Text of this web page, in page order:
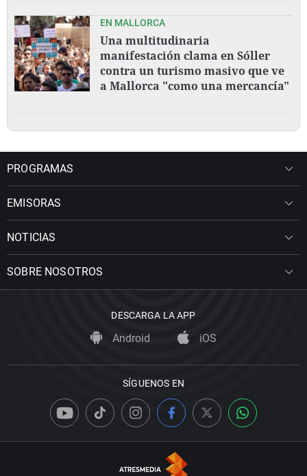
EN MALLORCA
Una multitudinaria
manifestación clama en Sóller
contra un turismo masivo que ve
a Mallorca "como una mercancía"
PROGRAMAS
EMISORAS
NOTICIAS
SOBRE NOSOTROS
DESCARGA LA APP
Android iOS
SÍGUENOS EN